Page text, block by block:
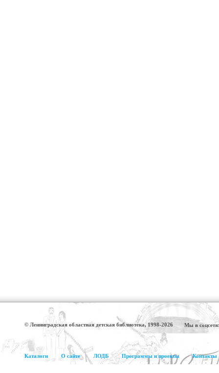
© Ленинградская областная детская библиотека, 1998-2026 Мы в
Каталоги О сайте ЛОДБ Программы и проекты Контакты